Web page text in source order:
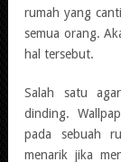
rumah yang
semua orang.
hal tersebut.
Salah satu
dinding.
pada sebuah
menarik jika